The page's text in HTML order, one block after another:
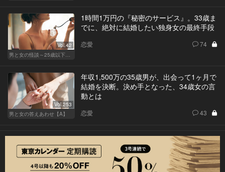
Vol.42
男と女の怪談～25歳以下閲覧禁止～
1時間1万円の『秘密のサービス』。33歳ま
でに、絶対に結婚したい独身女の最終手段
恋愛 74
Vol.253
男と女の答えあわせ【A】
年収1,500万の35歳男が、出会って1ヶ月で
結婚を決断。決め手となった、34歳女の言
動とは
恋愛 43